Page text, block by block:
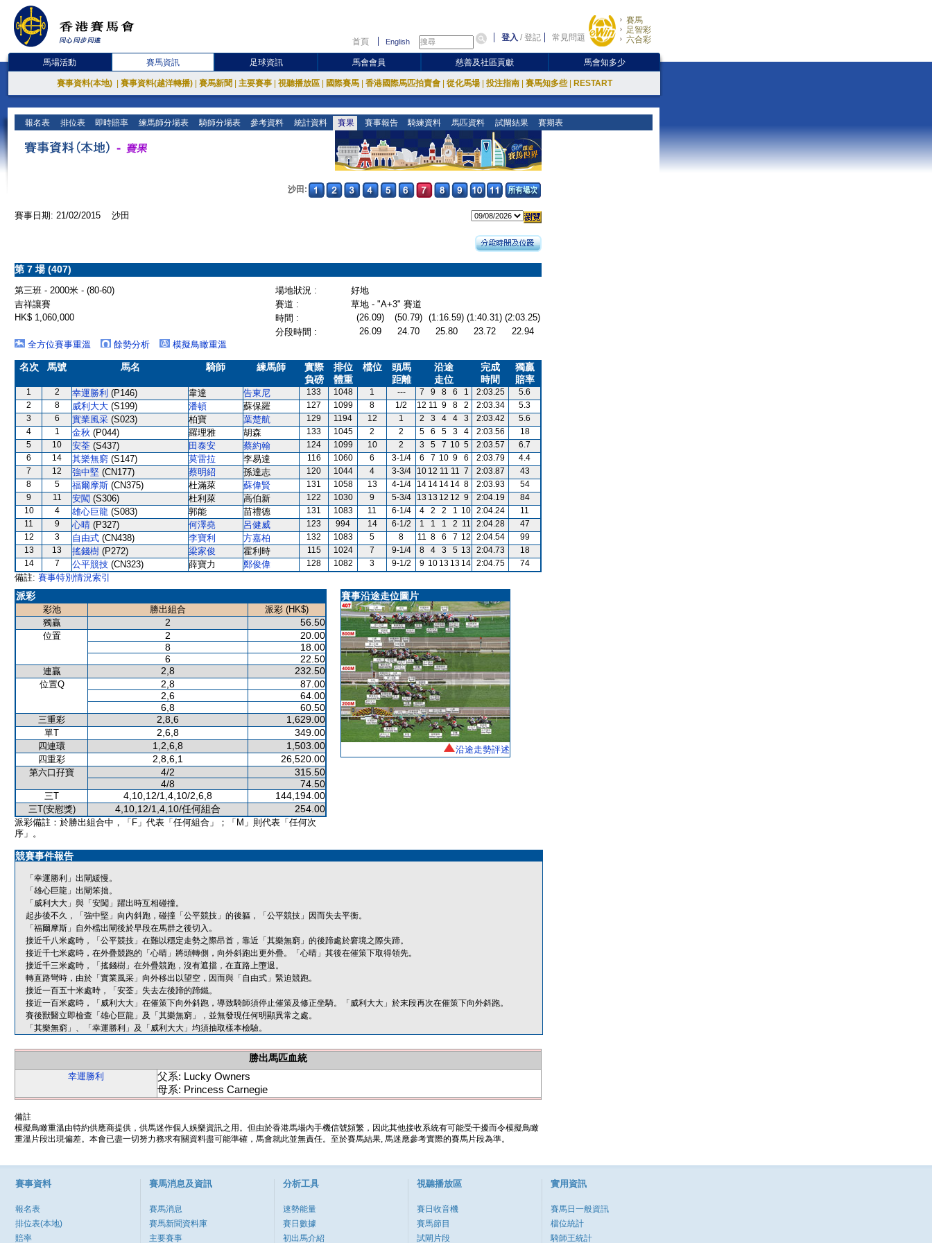
首頁 English 登入 /登記 常見問題
賽馬
足智彩
六合彩
馬場活動 賽馬資訊 足球資訊 馬會會員 慈善及社區貢獻 馬會知多少
賽事資料(本地) 賽事資料(越洋轉播) 賽馬新聞 主要賽事 視聽播放區 國際賽馬 香港國際馬匹拍賣會 從化馬場 投注指南 賽馬知多些 RESTART
報名表 排位表 即時賠率 練馬師分場表 騎師分場表 參考資料 統計資料 賽果 賽事報告 騎練資料 馬匹資料 試閘結果 賽期表
沙田:
賽事日期: 21/02/2015 沙田
第 7 場 (407)
第三班 - 2000米 - (80-60) 場地狀況 :
好地
吉祥讓賽
賽道 :
草地 - "A+3" 賽道
HK$ 1,060,000
時間 : (26.09) (50.79) (1:16.59) (1:40.31) (2:03.25)
分段時間 :
26.09 24.70 25.80 23.72
22.94
全方位賽事重溫
餘勢分析 模擬鳥瞰重溫
名次 馬號 馬名 騎師 練馬師
實際
負磅
排位
體重
檔位
頭馬
距離
沿途
走位
完成
時間
獨贏
賠率
1 2 幸運勝利 (P146) 韋達 告東尼 133 1048 1 --- 7 9 8 6 1 2:03.25
5.6
2
8 威利大大 (S199) 潘頓 蘇保羅 127 1099 8 1/2 12 11 9 8 2 2:03.34
5.3
3
6 實業風采 (S023) 柏寶 葉楚航 129 1194 12 1 2 3 4 4 3 2:03.42
5.6
4
1 金秋 (P044) 羅理雅 胡森 133 1045 2 2 5 6 5 3 4 2:03.56
18
5
10 安荃 (S437) 田泰安 蔡約翰 124 1099 10 2 3 5 7 10 5 2:03.57
6.7
6
14 其樂無窮 (S147) 莫雷拉 李易達 116 1060 6 3-1/4 6 7 10 9 6 2:03.79
4.4
7
12 強中堅 (CN177) 蔡明紹 孫達志 120 1044 4 3-3/4 10 12 11 11 7 2:03.87
43
8
5 福爾摩斯 (CN375) 杜滿萊 蘇偉賢 131 1058 13 4-1/4 14 14 14 14 8 2:03.93
54
9
11 安闖 (S306) 杜利萊 高伯新 122 1030 9 5-3/4 13 13 12 12 9 2:04.19
84
10
4 雄心巨龍 (S083) 郭能 苗禮德 131 1083 11 6-1/4 4 2 2 1 10 2:04.24
11
11
9 心晴 (P327) 何澤堯 呂健威 123 994 14 6-1/2 1 1 1 2 11 2:04.28
47
12
3 自由式 (CN438) 李寶利 方嘉柏 132 1083 5 8 11 8 6 7 12 2:04.54
99
13
13 搖錢樹 (P272) 梁家俊 霍利時 115 1024 7 9-1/4 8 4 3 5 13 2:04.73
18
14
7 公平競技 (CN323) 薛寶力 鄭俊偉 128 1082 3 9-1/2 9 10 13 13 14 2:04.75 74
備註: 賽事特別情況索引
派彩
彩池 勝出組合
派彩 (HK$)
獨贏
2 56.50
位置 2
20.00
8
18.00
6
22.50
連贏 2,8 232.50
位置Q 2,8
87.00
2,6
64.00
6,8
60.50
三重彩 2,8,6 1,629.00
單T 2,6,8 349.00
四連環 1,2,6,8 1,503.00
四重彩 2,8,6,1 26,520.00
第六口孖寶 4/2
315.50
4/8
74.50
三T 4,10,12/1,4,10/2,6,8 144,194.00
三T(安慰獎) 4,10,12/1,4,10/任何組合 254.00
派彩備註：於勝出組合中，「F」代表「任何組合」；「M」則代表「任何次
序」。
賽事沿途走位圖片
沿途走勢評述
競賽事件報告
「幸運勝利」出閘緩慢。
「雄心巨龍」出閘笨拙。
「威利大大」與「安闖」躍出時互相碰撞。
起步後不久，「強中堅」向內斜跑，碰撞「公平競技」的後軀，「公平競技」因而失去平衡。
「福爾摩斯」自外檔出閘後於早段在馬群之後切入。
接近千八米處時，「公平競技」在難以穩定走勢之際昂首，靠近「其樂無窮」的後蹄處於窘境之際失蹄。
接近千七米處時，在外疊競跑的「心晴」將頭轉側，向外斜跑出更外疊。「心晴」其後在催策下取得領先。
接近千三米處時，「搖錢樹」在外疊競跑，沒有遮擋，在直路上墮退。
轉直路彎時，由於「實業風采」向外移出以望空，因而與「自由式」緊迫競跑。
接近一百五十米處時，「安荃」失去左後蹄的蹄鐵。
接近一百米處時，「威利大大」在催策下向外斜跑，導致騎師須停止催策及修正坐騎。「威利大大」於末段再次在催策下向外斜跑。
賽後獸醫立即檢查「雄心巨龍」及「其樂無窮」，並無發現任何明顯異常之處。
「其樂無窮」、「幸運勝利」及「威利大大」均須抽取樣本檢驗。
勝出馬匹血統
幸運勝利
父系: Lucky Owners
母系: Princess Carnegie
備註
模擬鳥瞰重溫由特約供應商提供，供馬迷作個人娛樂資訊之用。但由於香港馬場內手機信號頻繁，因此其他接收系統有可能受干擾而令模擬鳥瞰
重溫片段出現偏差。本會已盡一切努力務求有關資料盡可能準確，馬會就此並無責任。至於賽馬結果, 馬迷應參考實際的賽馬片段為準。
賽事資料
報名表
排位表(本地)
賠率
賽馬消息及資訊
賽馬消息
賽馬新聞資料庫
主要賽事
分析工具
速勢能量
賽日數據
初出馬介紹
視聽播放區
賽日收音機
賽馬節目
試閘片段
實用資訊
賽馬日一般資訊
檔位統計
騎師王統計